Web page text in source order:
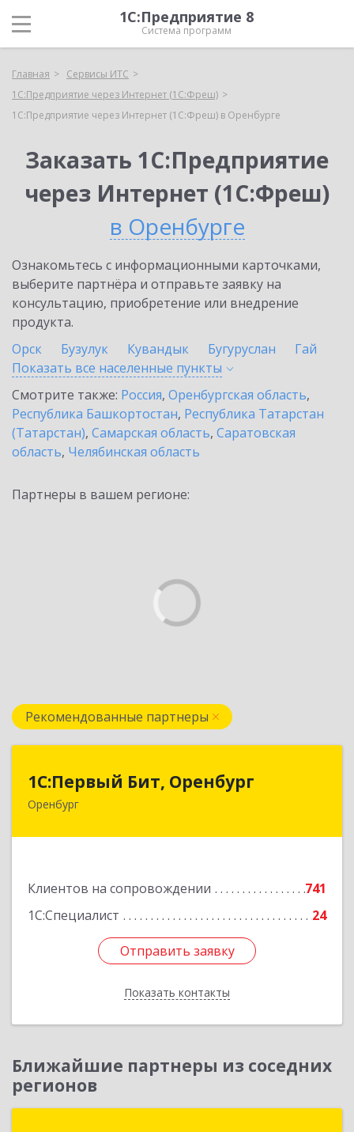
1С:Предприятие 8
Система программ
Главная
Сервисы ИТС
1С:Предприятие через Интернет (1С:Фреш)
1С:Предприятие через Интернет (1С:Фреш) в Оренбурге
Заказать 1С:Предприятие
через Интернет (1С:Фреш)
в Оренбурге
Ознакомьтесь с информационными карточками,
выберите партнёра и отправьте заявку на
консультацию, приобретение или внедрение
продукта.
Орск
Бузулук Кувандык Бугуруслан
Гай
Показать все населенные пункты
Смотрите также: Россия, Оренбургская область,
Республика Башкортостан, Республика Татарстан
(Татарстан), Самарская область, Саратовская
область, Челябинская область
Партнеры в вашем регионе:
Рекомендованные партнеры
1С:Первый Бит, Оренбург
Оренбург
Клиентов на сопровождении
741
1С:Специалист
24
Отправить заявку
Показать контакты
1С:Первый Бит, Оренбург
460044, Оренбургская обл, Оренбург, Березка
Отправить заявку
Назад
Ближайшие партнеры из соседних
регионов